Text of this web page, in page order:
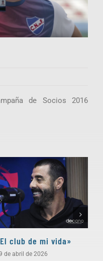
de Socios 2016
club de mi vida»
de abril de 2026